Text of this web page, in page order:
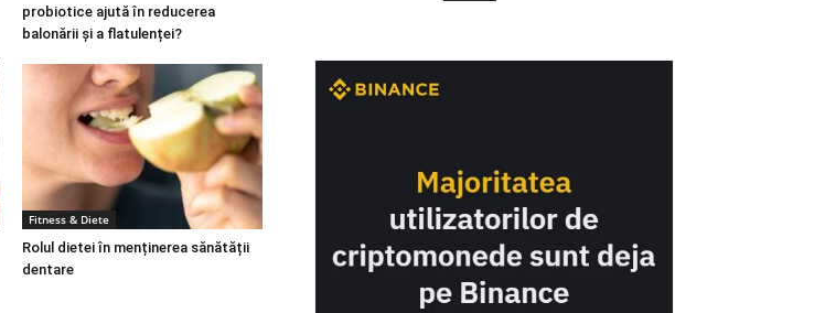
probiotice ajută în reducerea
balonării și a flatulenței?
Fitness & Diete
Rolul dietei în menținerea sănătății
dentare